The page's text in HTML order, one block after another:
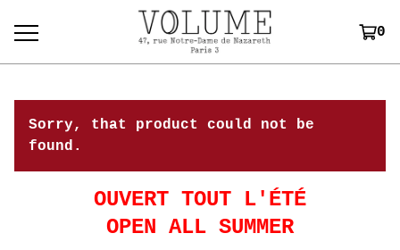
0
Sorry, that product could not be
found.
OUVERT TOUT L'ÉTÉ
OPEN ALL SUMMER